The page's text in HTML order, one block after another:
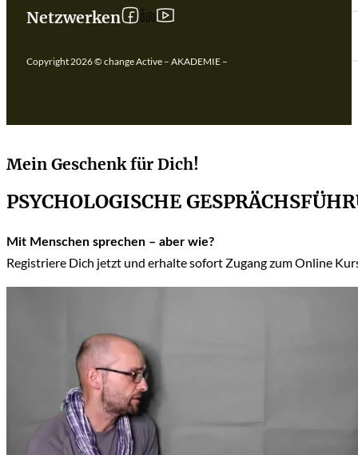
Netzwerken Follow us on Facebook
Follow us on linkedIn
Copyright 2026 © change Active – AKADEMIE –
Mein Geschenk für Dich!
PSYCHOLOGISCHE
Mit Menschen sprechen – aber wie?
Registriere Dich jetzt und erhalte sofort Zugang zum Online